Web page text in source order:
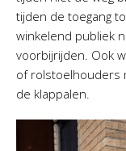
tijden de toegang
winkelend publiek
voorbijrijden. Ook
of rolstoelhouders
de klappalen.